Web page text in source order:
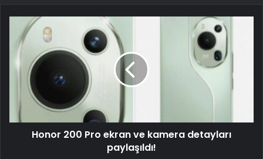
Honor 200 Pro ekran ve kamera detayları
paylaşıldı!